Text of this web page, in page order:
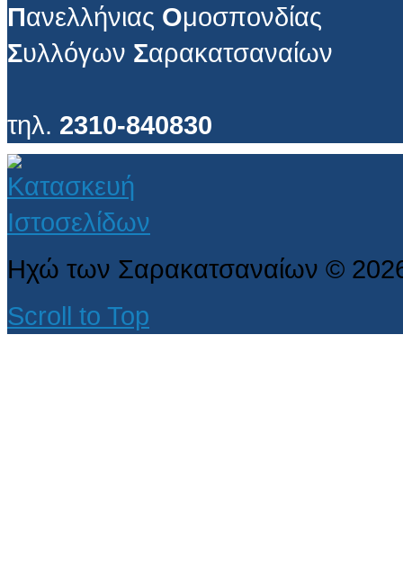
Πανελλήνιας Ομοσπονδίας
Συλλόγων Σαρακατσαναίων
τηλ. 2310-840830
Ηχώ των Σαρακατσαναίων ©
Scroll to Top